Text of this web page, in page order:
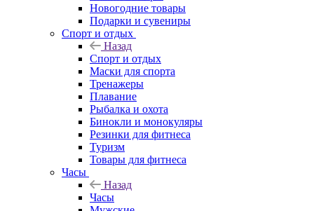
Новогодние товары
Подарки и сувениры
Спорт и отдых
Назад
Спорт и отдых
Маски для спорта
Тренажеры
Плавание
Рыбалка и охота
Бинокли и монокуляры
Резинки для фитнеса
Туризм
Товары для фитнеса
Часы
Назад
Часы